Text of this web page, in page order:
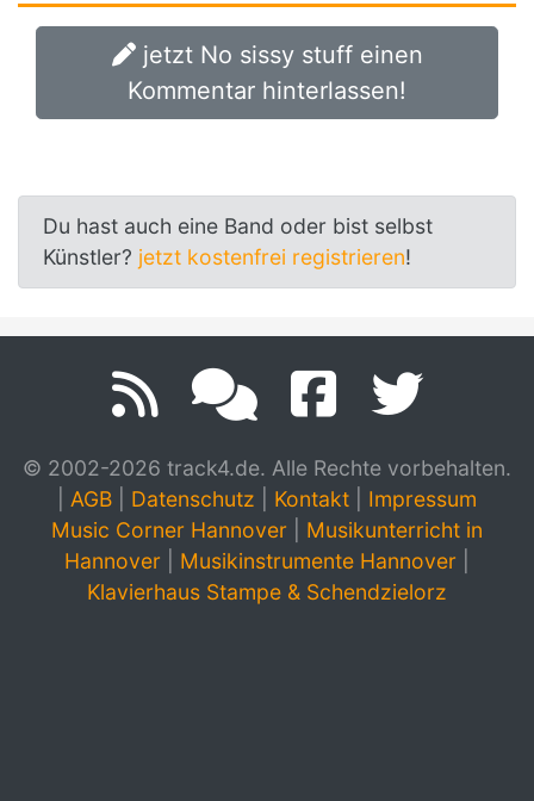
jetzt No sissy stuff einen
Kommentar hinterlassen!
Du hast auch eine Band oder bist selbst
Künstler? jetzt kostenfrei registrieren!
© 2002-2026 track4.de. Alle Rechte vorbehalten.
AGB Datenschutz Kontakt
Impressum
Music Corner Hannover
Musikunterricht in
Hannover
Musikinstrumente Hannover
Klavierhaus Stampe & Schendzielorz